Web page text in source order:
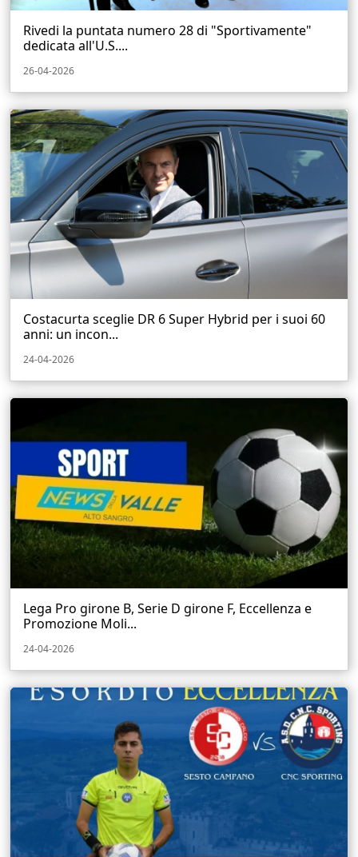
Rivedi la puntata numero 28 di "Sportivamente"
dedicata all'U.S....
26-04-2026
Costacurta sceglie DR 6 Super Hybrid per i suoi 60
anni: un incon...
24-04-2026
Lega Pro girone B, Serie D girone F, Eccellenza e
Promozione Moli...
24-04-2026